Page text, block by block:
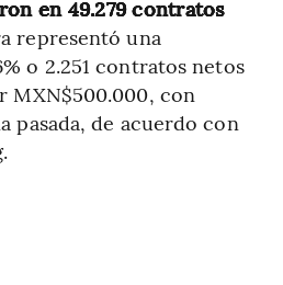
en 49.279 contratos
representó una
o 2.251 contratos netos
MXN$500.000, con
pasada, de acuerdo con